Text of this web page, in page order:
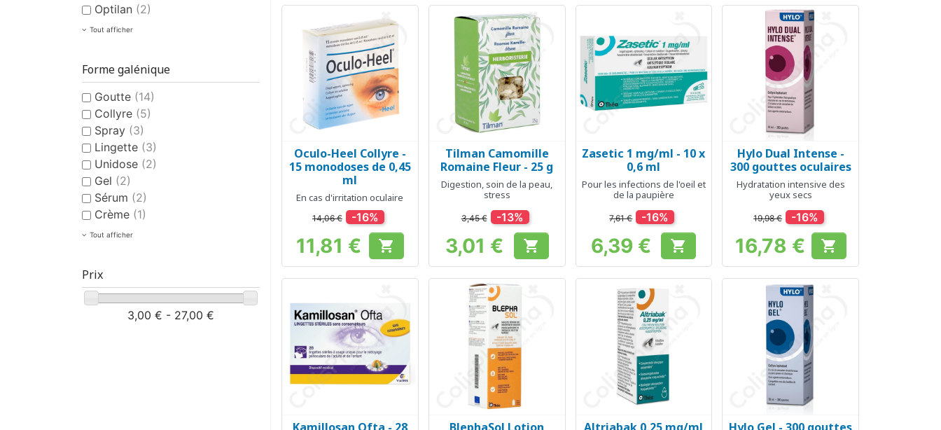
Optilan (2)
Tout afficher
Forme galénique
Goutte (14)
Collyre (5)
Spray (3)
Lingette (3)
Unidose (2)
Gel (2)
Sérum (2)
Crème (1)
Tout afficher
Prix
3,00 € - 27,00 €
 Aperçu rapide
Oculo-Heel Collyre -
15 monodoses de 0,45
ml
En cas d'irritation oculaire
14,06 € -16%
Prix
11,81 € 
Aperçu rapide
Tilman Camomille
Romaine Fleur - 25 g
Digestion, soin de la peau,
stress
3,45 € -13%
Prix
3,01 € 
Aperçu rapide
Zasetic 1 mg/ml - 10 x
0,6 ml
Pour les infections de l'oeil et
de la paupière
7,61 € -16%
Prix
6,39 € 
Aperçu rapide
Hylo Dual Intense -
300 gouttes oculaires
Hydratation intensive des
yeux secs
19,98 € -16%
Prix
16,78 € 